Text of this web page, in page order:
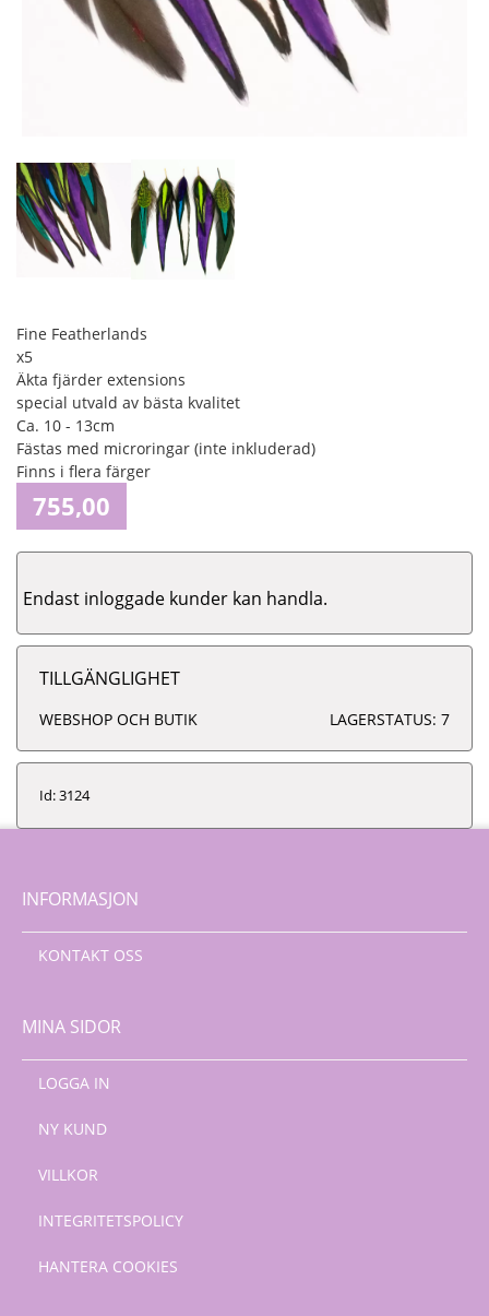
Fine Featherlands
x5
Äkta fjärder extensions
special utvald av bästa kvalitet
Ca. 10 - 13cm
Fästas med microringar (inte inkluderad)
Finns i flera färger
755,00
Endast inloggade kunder kan handla.
TILLGÄNGLIGHET
WEBSHOP OCH BUTIK LAGERSTATUS: 7
Id: 3124
INFORMASJON
KONTAKT OSS
MINA SIDOR
LOGGA IN
NY KUND
VILLKOR
INTEGRITETSPOLICY
HANTERA COOKIES